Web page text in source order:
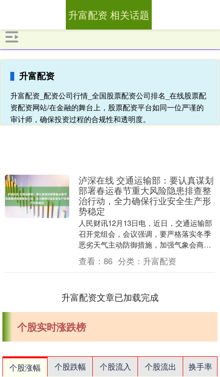
升富配资
升富配资_配资公司行情_全国股票配资公司排名_在线股票配
资配资网站/在金融的舞台上，股票配资平台如同一位严谨的
审计师，确保投资过程的合规性和透明度。
升富配资 相关话题
泸深在线 交通运输部：要认真谋划
部署春运春节重大风险隐患排查整
治行动，全力确保行业安全生产形
势稳定
人民财讯12月13日电，近日，交通运输部
召开党组会，会议强调，要严格落实冬季
恶劣天气主动防御措施，加强气象会商研
判，督促地方及时预警响应，对重点点位
提前采取管控....
查看： 86 分类： 升富配资
升富配资文章已加载完成
个股实时涨跌榜
个股涨幅 个股跌幅 个股流入 个股流出
换手率